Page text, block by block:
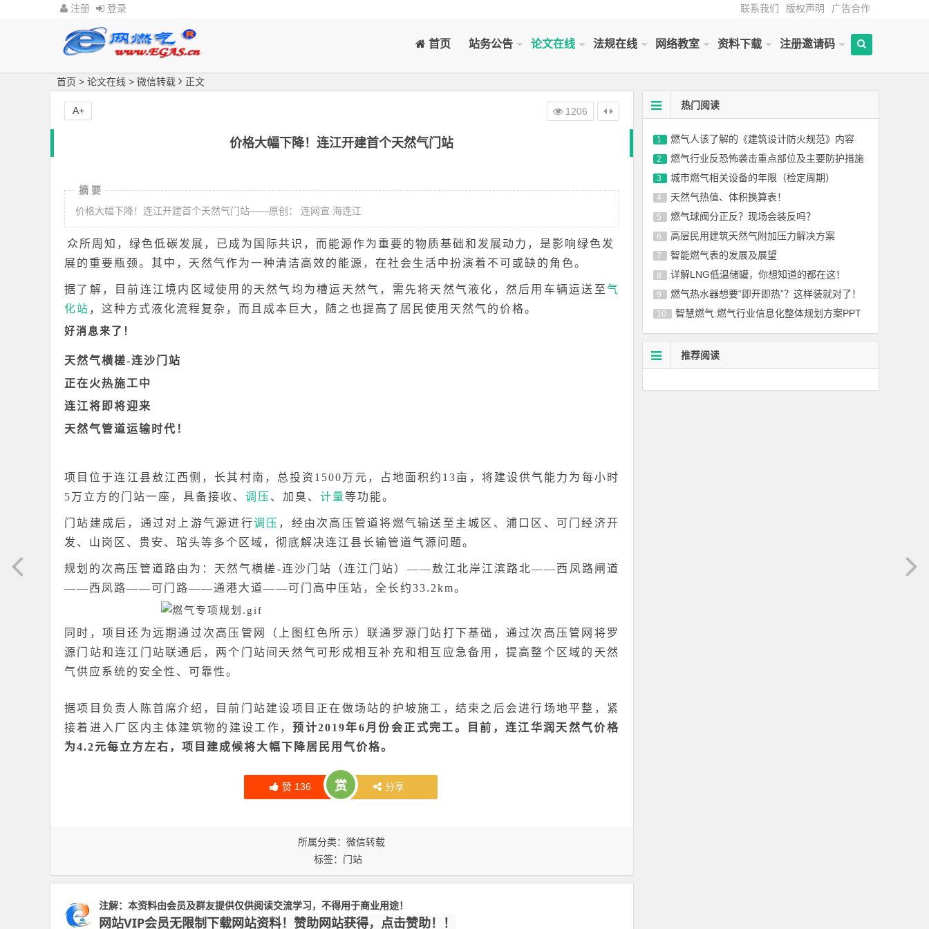
注册 登录 联系我们 版权声明 广告合作
首页 站务公告 论文在线 法规在线 网络教室 资料下载 注册邀请码
首页 > 论文在线 > 微信转载 正文
价格大幅下降！连江开建首个天然气门站
摘 要
价格大幅下降！连江开建首个天然气门站——原创： 连网宣 海连江
众所周知，绿色低碳发展，已成为国际共识，而能源作为重要的物质基础和发展动力，是影响绿色发
展的重要瓶颈。其中，天然气作为一种清洁高效的能源，在社会生活中扮演着不可或缺的角色。
据了解，目前连江境内区域使用的天然气均为槽运天然气，需先将天然气液化，然后用车辆运送至气
化站 ，这种方式液化流程复杂，而且成本巨大，随之也提高了居民使用天然气的价格。
好消息来了！
天然气横槎-连沙门站
正在火热施工中
连江将即将迎来
天然气管道运输时代！
项目位于连江县敖江西侧，长其村南，总投资1500万元，占地面积约13亩，将建设供气能力为每小时
5万立方的门站一座，具备接收、 调压 、加臭、 计量等功能。
门站建成后，通过对上游气源进行调压 ，经由次高压管道将燃气输送至主城区、浦口区、可门经济开
发、山岗区、贵安、琯头等多个区域，彻底解决连江县长输管道气源问题。
规划的次高压管道路由为：天然气横槎-连沙门站（连江门站）——敖江北岸江滨路北——西凤路闸道
——西凤路——可门路——通港大道——可门高中压站，全长约33.2km。
同时，项目还为远期通过次高压管网（上图红色所示）联通罗源门站打下基础，通过次高压管网将罗
源门站和连江门站联通后，两个门站间天然气可形成相互补充和相互应急备用，提高整个区域的天然
气供应系统的安全性、可靠性。
据项目负责人陈首席介绍，目前门站建设项目正在做场站的护坡施工，结束之后会进行场地平整，紧
接着进入厂区内主体建筑物的建设工作，预计2019年6月份会正式完工。目前，连江华润天然气价格
为4.2元每立方左右，项目建成候将大幅下降居民用气价格。
赞 136 赏 分享
1206
A+
所属分类：微信转载
标签： 门站
注解：本资料由会员及群友提供仅供阅读交流学习，不得用于商业用途！
网站VIP会员无限制下载网站资料！赞助网站获得，点击赞助！！
热门阅读
1 燃气人该了解的《建筑设计防火规范》内容
2 燃气行业反恐怖袭击重点部位及主要防护措施
3 城市燃气相关设备的年限（检定周期）
4 天然气热值、体积换算表！
5 燃气球阀分正反？现场会装反吗？
6 高层民用建筑天然气附加压力解决方案
7 智能燃气表的发展及展望
8 详解LNG低温储罐，你想知道的都在这！
9 燃气热水器想要“即开即热”？这样装就对了！
10 智慧燃气:燃气行业信息化整体规划方案PPT
推荐阅读